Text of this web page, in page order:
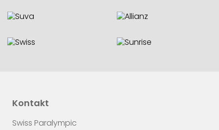
Kontakt
Swiss Paralympic